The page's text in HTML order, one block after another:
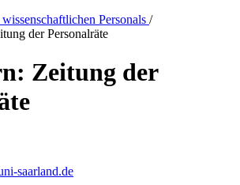
Personals /
der Personalräte
Zeitung der
saarland.de